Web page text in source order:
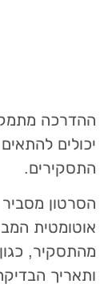
ההדרכה
יכולים להתאים
התסקירים.
הסרטון מסביר
אוטומטית
מהתסקיר, כגון
ותאריך הבדיקה.